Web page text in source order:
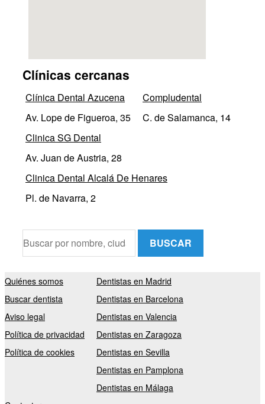
Clínicas cercanas
Clínica Dental Azucena
Av. Lope de Figueroa, 35
Compludental
C. de Salamanca, 14
Clinica SG Dental
Av. Juan de Austria, 28
Clinica Dental Alcalá De Henares
Pl. de Navarra, 2
BUSCAR
Quiénes somos
Buscar dentista
Aviso legal
Política de privacidad
Política de cookies
Dentistas en Madrid
Dentistas en Barcelona
Dentistas en Valencia
Dentistas en Zaragoza
Dentistas en Sevilla
Dentistas en Pamplona
Dentistas en Málaga